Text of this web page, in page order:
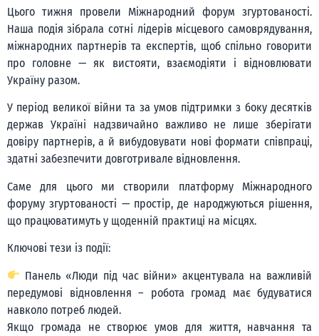
Цього тижня провели Міжнародний форум згуртованості.
Наша подія зібрала сотні лідерів місцевого самоврядування,
міжнародних партнерів та експертів, щоб спільно говорити
про головне — як вистояти, взаємодіяти і відновлювати
Україну разом.
У період великої війни та за умов підтримки з боку десятків
держав Україні надзвичайно важливо не лише зберігати
довіру партнерів, а й вибудовувати нові формати співпраці,
здатні забезпечити довготривале відновлення.
Саме для цього ми створили платформу Міжнародного
форуму згуртованості — простір, де народжуються рішення,
що працюватимуть у щоденній практиці на місцях.
Ключові тези із події:
Панель «Люди під час війни» акцентувала на важливій
передумові відновлення – робота громад має будуватися
навколо потреб людей.
Якщо громада не створює умов для життя, навчання та